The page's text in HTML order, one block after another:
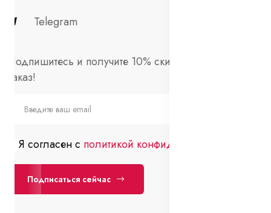
Telegram
Подпишитесь и получите 10% скидки на первый
заказ!
Я согласен с политикой конфиденциальности
Подписаться сейчас